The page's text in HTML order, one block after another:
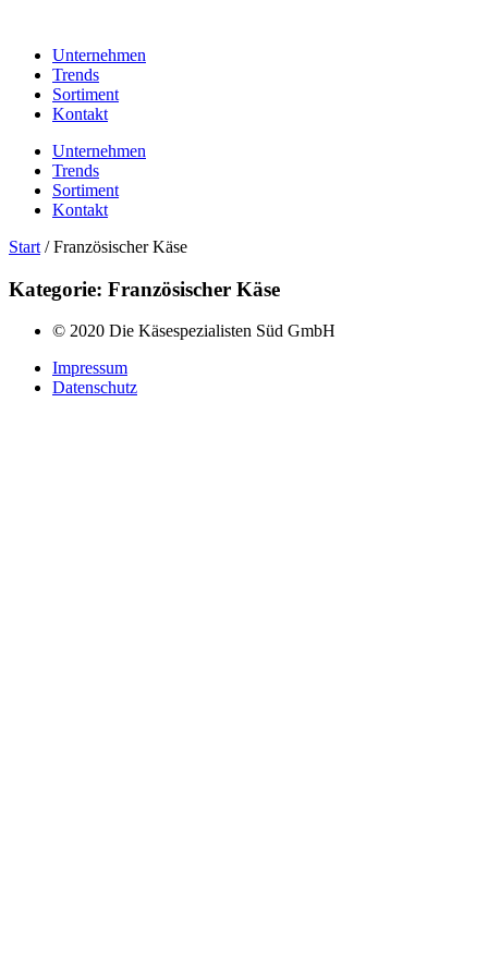
Unternehmen
Trends
Sortiment
Kontakt
Unternehmen
Trends
Sortiment
Kontakt
Start / Französischer Käse
Kategorie: Französischer Käse
© 2020 Die Käsespezialisten Süd GmbH
Impressum
Datenschutz